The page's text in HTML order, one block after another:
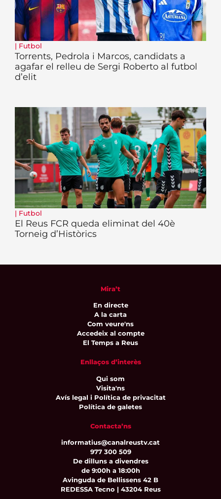
| Futbol
Torrents, Pedrola i Marcos, candidats a
agafar el relleu de Sergi Roberto al futbol
d’elit
| Futbol
El Reus FCR queda eliminat del 40è
Torneig d’Històrics
Mira’t
En directe
A la carta
Com veure'ns
Accedeix al compte
El Temps a Reus
Enllaços d’interès
Qui som
Visita'ns
Avís legal i Política de privacitat
Política de galetes
Contacta’ns
informatius@canalreustv.cat
977 300 509
De dilluns a divendres
de 9:00h a 18:00h
Avinguda de Bellissens 42 B
REDESSA Tecno | 43204 Reus